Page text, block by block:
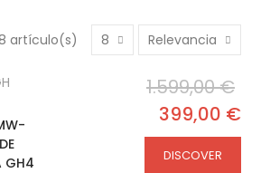
artículo(s) 8 Relevancia
GH4
1.599,00 €
399,00 €
DISCOVER